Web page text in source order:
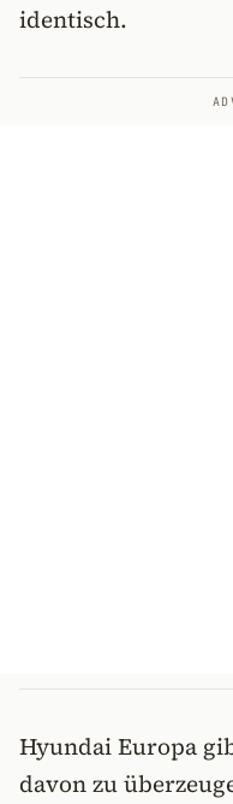
identisch.
Hyundai Europa
davon zu